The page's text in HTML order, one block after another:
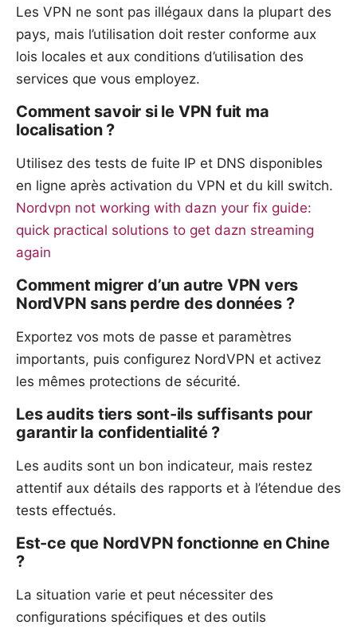
Les VPN ne sont pas illégaux dans la plupart des
pays, mais l’utilisation doit rester conforme aux
lois locales et aux conditions d’utilisation des
services que vous employez.
Comment savoir si le VPN fuit ma
localisation ?
Utilisez des tests de fuite IP et DNS disponibles
en ligne après activation du VPN et du kill switch.
Nordvpn not working with dazn your fix guide:
quick practical solutions to get dazn streaming
again
Comment migrer d’un autre VPN vers
NordVPN sans perdre des données ?
Exportez vos mots de passe et paramètres
importants, puis configurez NordVPN et activez
les mêmes protections de sécurité.
Les audits tiers sont-ils suffisants pour
garantir la confidentialité ?
Les audits sont un bon indicateur, mais restez
attentif aux détails des rapports et à l’étendue des
tests effectués.
Est-ce que NordVPN fonctionne en Chine
?
La situation varie et peut nécessiter des
configurations spécifiques et des outils